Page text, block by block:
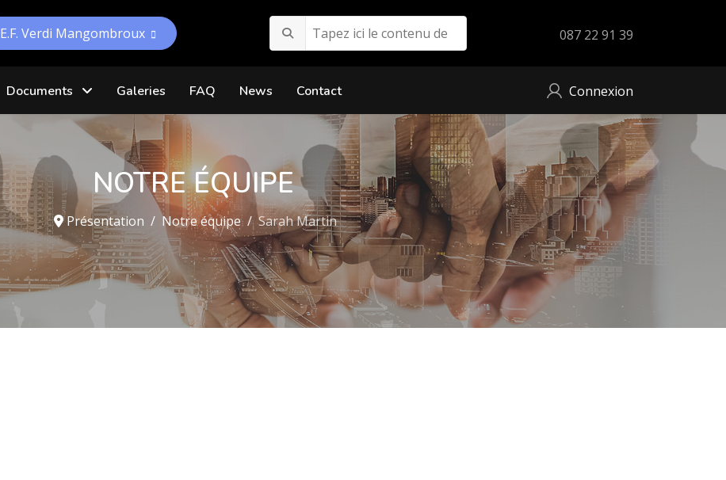
E.F. Verdi Mangombroux 087 22 91 39
Documents Galeries FAQ News Contact Connexion
NOTRE ÉQUIPE
Présentation Notre équipe Sarah Martin